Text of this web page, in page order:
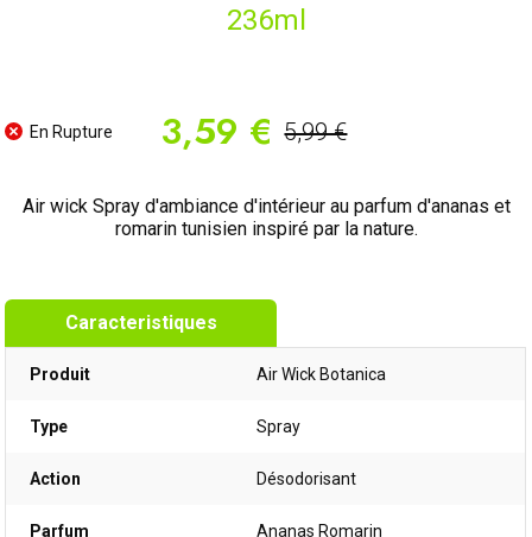
236ml
En Rupture 3,59 € 5,99 €
Air wick Spray d'ambiance d'intérieur au parfum d'ananas et
romarin tunisien inspiré par la nature.
Caracteristiques
Produit Air Wick Botanica
Type Spray
Action Désodorisant
Parfum Ananas Romarin